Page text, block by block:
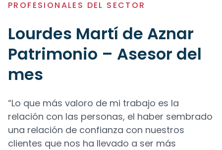
PROFESIONALES DEL SECTOR
Lourdes Martí de Aznar
Patrimonio – Asesor del
mes
“Lo que más valoro de mi trabajo es la
relación con las personas, el haber sembrado
una relación de confianza con nuestros
clientes que nos ha llevado a ser más